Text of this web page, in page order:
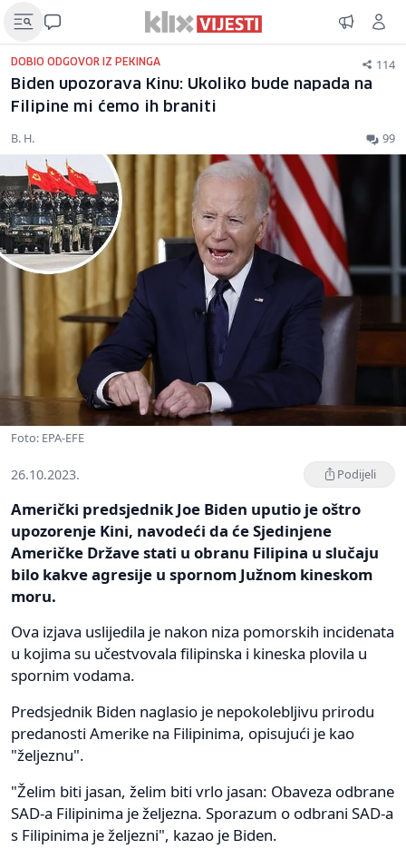
DOBIO ODGOVOR IZ PEKINGA 114
Biden upozorava Kinu: Ukoliko bude napada na
Filipine mi ćemo ih braniti
B. H. 99
Foto: EPA-EFE
26.10.2023. Podijeli
Američki predsjednik Joe Biden uputio je oštro
upozorenje Kini, navodeći da će Sjedinjene
Američke Države stati u obranu Filipina u slučaju
bilo kakve agresije u spornom Južnom kineskom
moru.
Ova izjava uslijedila je nakon niza pomorskih incidenata
u kojima su učestvovala filipinska i kineska plovila u
spornim vodama.
Predsjednik Biden naglasio je nepokolebljivu prirodu
predanosti Amerike na Filipinima, opisujući je kao
"željeznu".
"Želim biti jasan, želim biti vrlo jasan: Obaveza odbrane
SAD-a Filipinima je željezna. Sporazum o odbrani SAD-a
s Filipinima je željezni", kazao je Biden.